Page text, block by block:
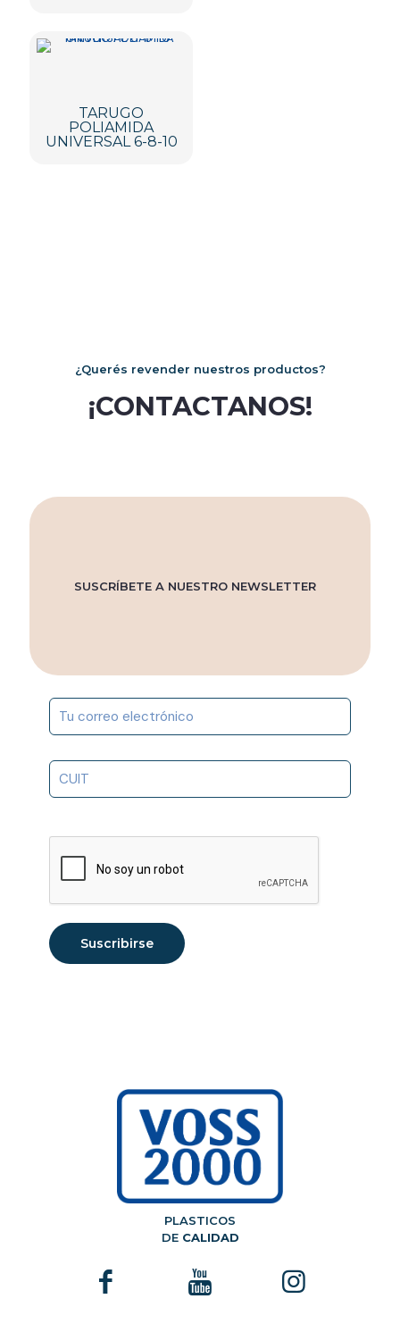
TARUGO
POLIAMIDA
UNIVERSAL 6-8-10
¿Querés revender nuestros productos?
¡CONTACTANOS!
SUSCRÍBETE A NUESTRO NEWSLETTER
PLASTICOS
DE CALIDAD